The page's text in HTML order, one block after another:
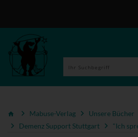
Mabuse-Verlag Unsere Bücher
Demenz Support Stuttgart
"Ich